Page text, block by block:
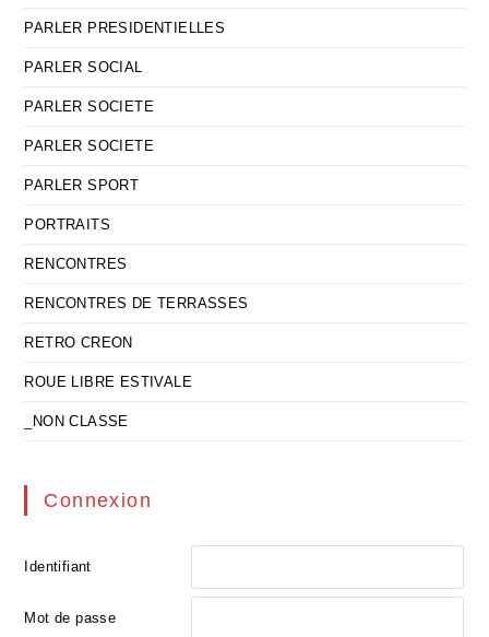
PARLER PRESIDENTIELLES
PARLER SOCIAL
PARLER SOCIETE
PARLER SOCIETE
PARLER SPORT
PORTRAITS
RENCONTRES
RENCONTRES DE TERRASSES
RETRO CREON
ROUE LIBRE ESTIVALE
_NON CLASSE
Connexion
Identifiant
Mot de passe